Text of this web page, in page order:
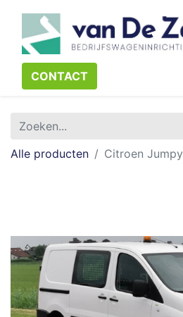
CONTACT​​​​
Alle producten Citroen